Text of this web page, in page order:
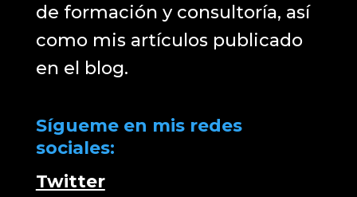
de formación y consultoría, así
como mis artículos publicado
en el blog.
Sígueme en mis redes
sociales:
Twitter